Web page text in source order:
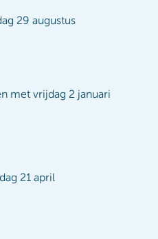
29 augustus
met vrijdag 2 januari
21 april